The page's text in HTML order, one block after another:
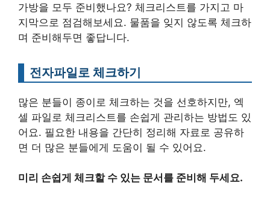
가방을 모두 준비했나요? 체크리스트를 가지고 마
지막으로 점검해보세요. 물품을 잊지 않도록 체크하
며 준비해두면 좋답니다.
전자파일로 체크하기
많은 분들이 종이로 체크하는 것을 선호하지만, 엑
셀 파일로 체크리스트를 손쉽게 관리하는 방법도 있
어요. 필요한 내용을 간단히 정리해 자료로 공유하
면 더 많은 분들에게 도움이 될 수 있어요.
미리 손쉽게 체크할 수 있는 문서를 준비해 두세요.